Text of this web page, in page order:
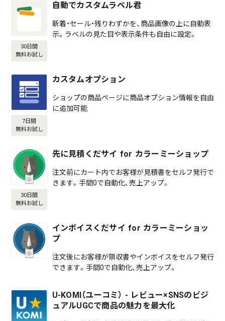
30日間
無料お試し
自動でカスタムラベル君
新着・セール・残りわずかを、商品画像の上に自動表
示。ラベルの見た目や表示条件も自由に設定。
7日間
無料お試し
カスタムオプション
ショップの商品ページに商品オプション情報を自由
に追加可能
30日間
無料お試し
先に見積くだサイ for カラーミーショップ
注文前にカート内でお客様が見積書をセルフ発行で
きます。手間0で自動化、売上アップ。
インボイスくだサイ for カラーミーショッ
プ
注文後にお客様が領収書やインボイスをセルフ発行
できます。手間0で自動化、売上アップ。
U-KOMI（ユーコミ） - レビュー×SNSのビジ
ュアルUGCで商品の魅力を最大化